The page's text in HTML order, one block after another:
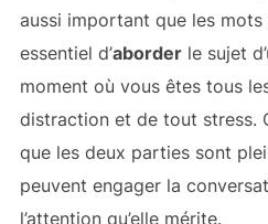
aussi important que les
essentiel d’aborderle sujet
moment où vous êtes tous
distraction et de tout stress.
que les deux parties sont
peuvent engager la
l’attention qu’elle mérite.